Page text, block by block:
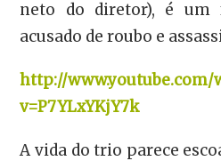
neto do diretor), é um
acusado de roubo e
http://www.youtube.com/
v=P7YLxYKjY7k
A vida do trio parece